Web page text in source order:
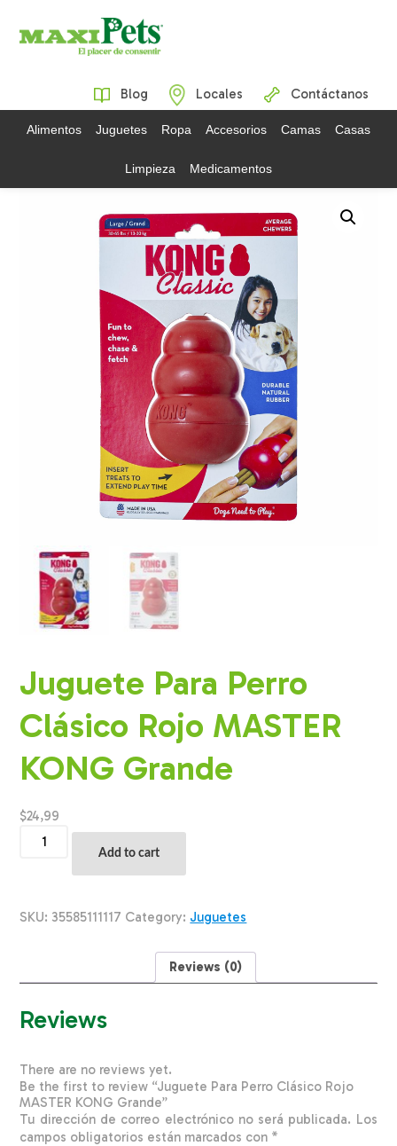
Blog Locales Contáctanos
Alimentos Juguetes Ropa Accesorios Camas Casas
Limpieza Medicamentos
Juguete Para Perro
Clásico Rojo MASTER
KONG Grande
$24,99
Para
MASTER
Add to cart
SKU: 35585111117 Category: Juguetes
Reviews (0)
Reviews
There are no reviews yet.
Be the first to review “Juguete Para Perro Clásico Rojo
MASTER KONG Grande”
Tu dirección de correo electrónico no será publicada. Los
campos obligatorios están marcados con *